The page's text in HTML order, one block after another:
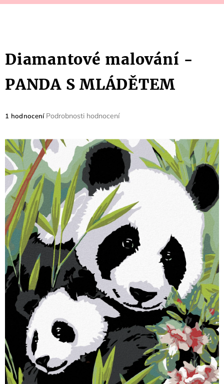
Diamantové malování -
PANDA S MLÁDĚTEM
Průměrné
je
5,0
z
5
hvězdiček.
1 hodnocení Podrobnosti hodnocení